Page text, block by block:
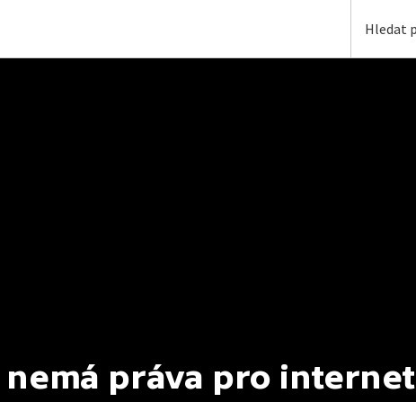
nemá práva pro internet